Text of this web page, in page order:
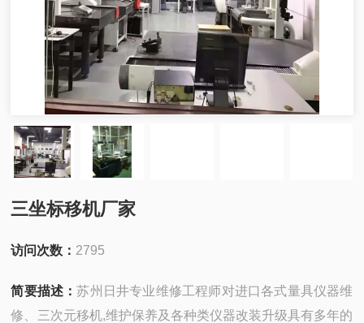
三坐标移机厂家
访问次数： 2795
简要描述：苏州日井专业维修工程师对进口各式量具仪器维
修、三次元移机,维护保养及各种类仪器改装升级具有多年的